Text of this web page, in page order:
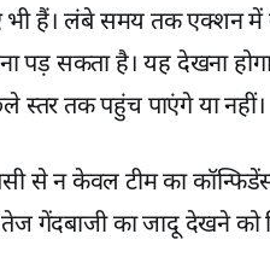
भी हैं। लंबे समय तक एक्शन
पड़ सकता है। यह देखना
स्तर तक पहुंच पाएंगे या नहीं।
से न केवल टीम का
तेज गेंदबाजी का जादू देखने को